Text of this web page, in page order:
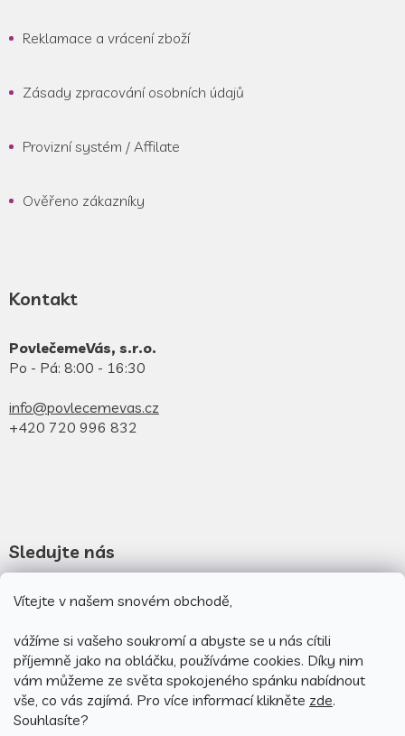
Vítejte v našem snovém obchodě,
vážíme si vašeho soukromí a abyste se u nás cítili
příjemně jako na obláčku, používáme cookies. Díky nim
vám můžeme ze světa spokojeného spánku nabídnout
vše, co vás zajímá. Pro více informací klikněte zde.
Souhlasíte?
Reklamace a vrácení zboží
Zásady zpracování osobních údajů
Provizní systém / Affilate
Ověřeno zákazníky
Kontakt
PovlečemeVás, s.r.o.
Po - Pá: 8:00 - 16:30
info@povlecemevas.cz
+420 720 996 832
Sledujte nás
Novinky na facebooku
Novinky na instagramu